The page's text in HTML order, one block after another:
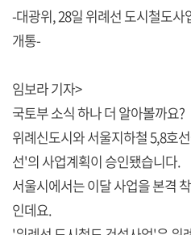
-대광위, 28일 위례선 도시철도
개통-
임보라 기자>
국토부 소식 하나 더 알아볼까요?
위례신도시와 서울지하철 5,8호
선'의 사업계획이 승인됐습니다.
서울시에서는 이달 사업을 본격
인데요.